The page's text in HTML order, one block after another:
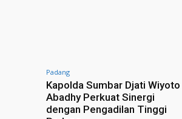
Padang
Kapolda Sumbar Djati Wiyoto
Abadhy Perkuat Sinergi
dengan Pengadilan Tinggi